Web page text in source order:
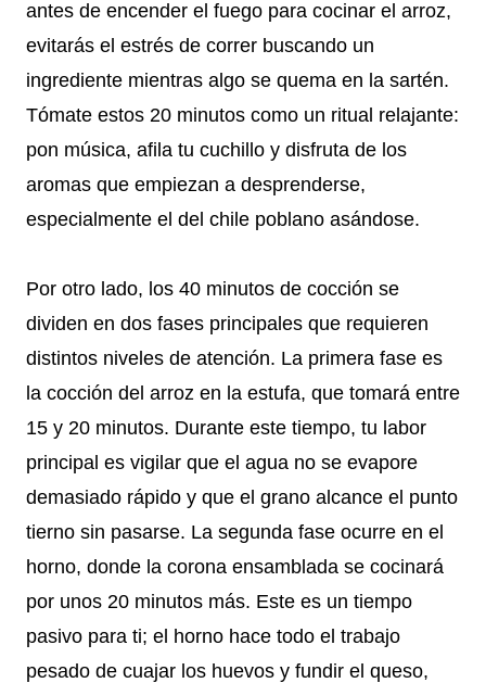
antes de encender el fuego para cocinar el arroz,
evitarás el estrés de correr buscando un
ingrediente mientras algo se quema en la sartén.
Tómate estos 20 minutos como un ritual relajante:
pon música, afila tu cuchillo y disfruta de los
aromas que empiezan a desprenderse,
especialmente el del chile poblano asándose.
Por otro lado, los 40 minutos de cocción se
dividen en dos fases principales que requieren
distintos niveles de atención. La primera fase es
la cocción del arroz en la estufa, que tomará entre
15 y 20 minutos. Durante este tiempo, tu labor
principal es vigilar que el agua no se evapore
demasiado rápido y que el grano alcance el punto
tierno sin pasarse. La segunda fase ocurre en el
horno, donde la corona ensamblada se cocinará
por unos 20 minutos más. Este es un tiempo
pasivo para ti; el horno hace todo el trabajo
pesado de cuajar los huevos y fundir el queso,